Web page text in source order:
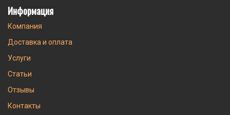
Информация
Компания
Доставка и оплата
Услуги
Статьи
Отзывы
Контакты